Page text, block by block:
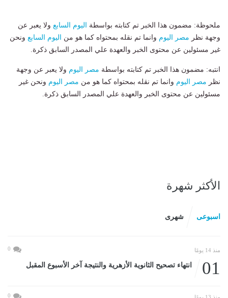
ملحوظة: مضمون هذا الخبر تم كتابته بواسطة اليوم السابع ولا يعبر عن
وجهة نظر مصر اليوم وانما تم نقله بمحتواه كما هو من اليوم السابع ونحن
غير مسئولين عن محتوى الخبر والعهدة علي المصدر السابق ذكرة.
انتبه: مضمون هذا الخبر تم كتابته بواسطة مصر اليوم ولا يعبر عن وجهة
نظر مصر اليوم وانما تم نقله بمحتواه كما هو من مصر اليوم ونحن غير
مسئولين عن محتوى الخبر والعهدة علي المصدر السابق ذكرة.
الأكثر شهرة
اسبوعى شهرى
منذ 14 يومًا 0
01 انتهاء تصحيح الثانوية الأزهرية والنتيجة آخر الأسبوع المقبل
0